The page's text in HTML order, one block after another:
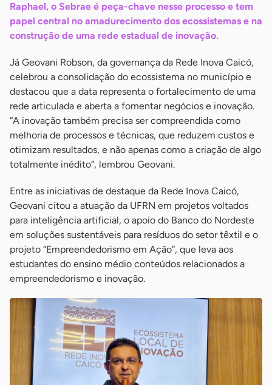
Raphael, o Sebrae é peça-chave nesse processo e tem
papel central no amadurecimento dos ecossistemas e na
construção de uma rede estadual de inovação.
Já Geovani Robson, da governança da Rede Inova Caicó,
celebrou a consolidação do ecossistema no município e
destacou que a data representa o fortalecimento de uma
rede articulada e aberta a fomentar negócios e inovação.
“A inovação também precisa ser compreendida como
melhoria de processos e técnicas, que reduzem custos e
otimizam resultados, e não apenas como a criação de algo
totalmente inédito”, lembrou Geovani.
Entre as iniciativas de destaque da Rede Inova Caicó,
Geovani citou a atuação da UFRN em projetos voltados
para inteligência artificial, o apoio do Banco do Nordeste
em soluções sustentáveis para resíduos do setor têxtil e o
projeto “Empreendedorismo em Ação”, que leva aos
estudantes do ensino médio conteúdos relacionados a
empreendedorismo e inovação.